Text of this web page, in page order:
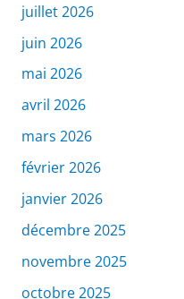
juillet 2026
juin 2026
mai 2026
avril 2026
mars 2026
février 2026
janvier 2026
décembre 2025
novembre 2025
octobre 2025